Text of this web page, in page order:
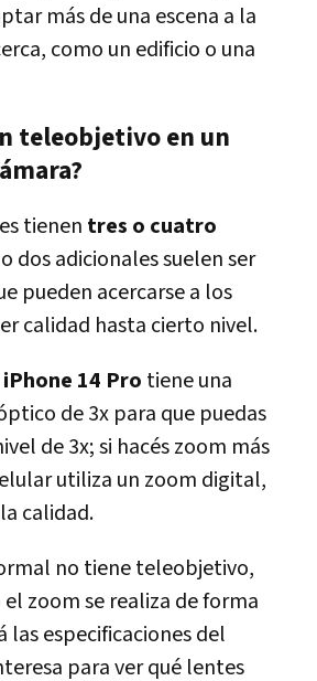
más de una escena a la
como un edificio o una
teleobjetivo en un
tienen tres o cuatro
dos adicionales suelen ser
pueden acercarse a los
calidad hasta cierto nivel.
iPhone 14 Pro tiene una
de 3x para que puedas
de 3x; si hacés zoom más
utiliza un zoom digital,
calidad.
no tiene teleobjetivo,
zoom se realiza de forma
las especificaciones del
para ver qué lentes